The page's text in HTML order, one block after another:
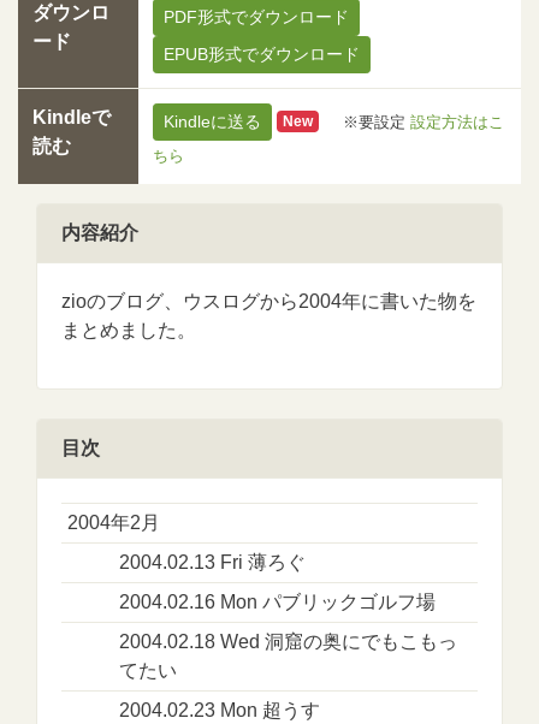
ダウンロ
ード
PDF形式でダウンロード
EPUB形式でダウンロード
Kindleで
読む
Kindleに送る New ※要設定 設定方法はこ
ちら
内容紹介
zioのブログ、ウスログから2004年に書いた物を
まとめました。
目次
2004年2月
2004.02.13 Fri 薄ろぐ
2004.02.16 Mon パブリックゴルフ場
2004.02.18 Wed 洞窟の奥にでもこもっ
てたい
2004.02.23 Mon 超うす